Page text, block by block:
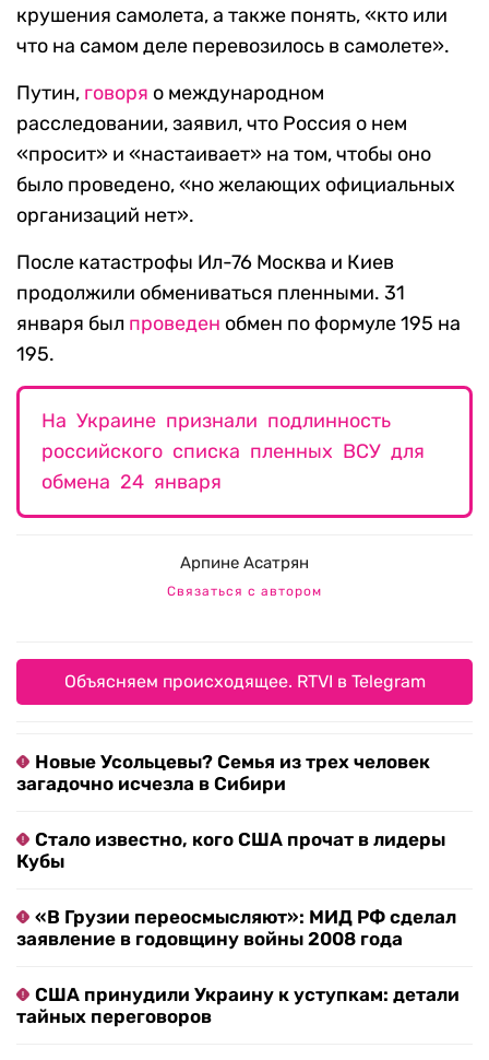
крушения самолета, а также понять, «кто или
что на самом деле перевозилось в самолете».
Путин, говоря о международном
расследовании, заявил, что Россия о нем
«просит» и «настаивает» на том, чтобы оно
было проведено, «но желающих официальных
организаций нет».
После катастрофы Ил-76 Москва и Киев
продолжили обмениваться пленными. 31
января был проведен обмен по формуле 195 на
195.
На Украине признали подлинность
российского списка пленных ВСУ для
обмена 24 января
Арпине Асатрян
Связаться с автором
Объясняем происходящее. RTVI в Telegram
Новые Усольцевы? Семья из трех человек
загадочно исчезла в Сибири
Стало известно, кого США прочат в лидеры
Кубы
«В Грузии переосмысляют»: МИД РФ сделал
заявление в годовщину войны 2008 года
США принудили Украину к уступкам: детали
тайных переговоров